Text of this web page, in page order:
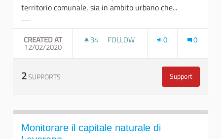
territorio comunale, sia in ambito urbano che...
CREATED AT
12/02/2020
34 34 FOLLOWERS
FOLLOW 0 0
2SUPPORTS Support
Creare un
Monitorare il capitale naturale di